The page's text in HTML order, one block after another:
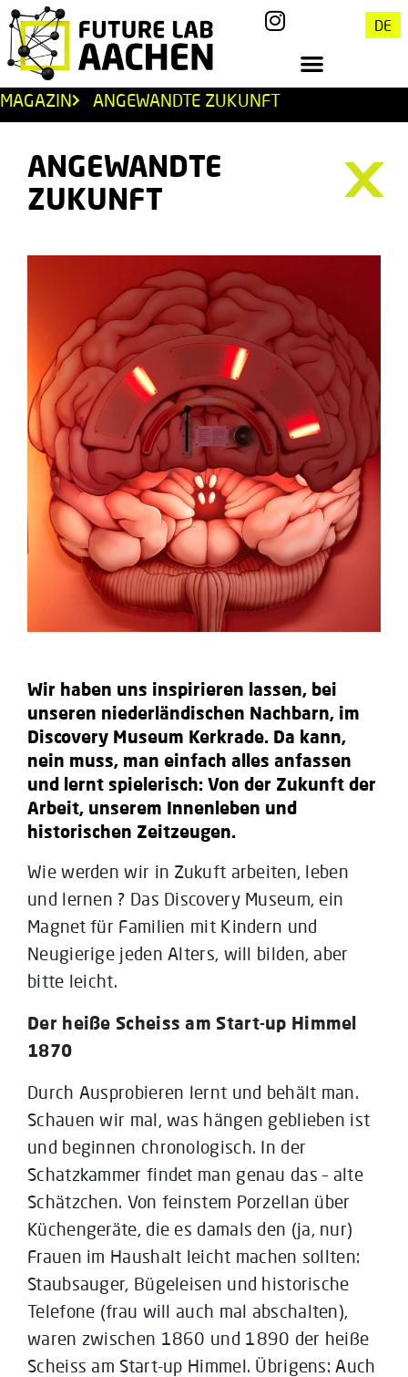
DE
MAGAZIN ANGEWANDTE ZUKUNFT
ANGEWANDTE
ZUKUNFT
Wir haben uns inspirieren lassen, bei
unseren niederländischen Nachbarn, im
Discovery Museum Kerkrade. Da kann,
nein muss, man einfach alles anfassen
und lernt spielerisch: Von der Zukunft der
Arbeit, unserem Innenleben und
historischen Zeitzeugen.
Wie werden wir in Zukuft arbeiten, leben
und lernen ? Das Discovery Museum, ein
Magnet für Familien mit Kindern und
Neugierige jeden Alters, will bilden, aber
bitte leicht.
Der heiße Scheiss am Start-up Himmel
1870
Durch Ausprobieren lernt und behält man.
Schauen wir mal, was hängen geblieben ist
und beginnen chronologisch. In der
Schatzkammer findet man genau das – alte
Schätzchen. Von feinstem Porzellan über
Küchengeräte, die es damals den (ja, nur)
Frauen im Haushalt leicht machen sollten:
Staubsauger, Bügeleisen und historische
Telefone (frau will auch mal abschalten),
waren zwischen 1860 und 1890 der heiße
Scheiss am Start-up Himmel. Übrigens: Auch